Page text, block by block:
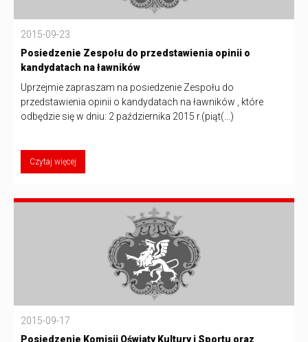
2015-09-23
Posiedzenie Zespołu do przedstawienia opinii o
kandydatach na ławników
Uprzejmie zapraszam na posiedzenie Zespołu do
przedstawienia opinii o kandydatach na ławników , które
odbędzie się w dniu: 2 października 2015 r.(piąt(...)
Czytaj więcej
2015-09-17
Posiedzenie Komisji Oświaty Kultury i Sportu oraz